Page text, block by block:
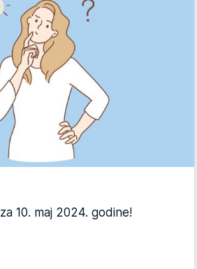
za 10. maj 2024. godine!